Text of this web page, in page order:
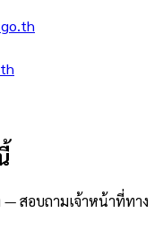
— สอบถามเจ้าหน้าที่ทาง